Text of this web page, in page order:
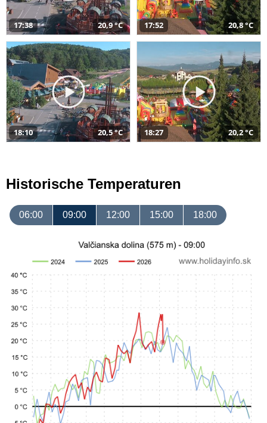
17:38 20,9 °C 17:52 20,8 °C
18:10 20,5 °C 18:27 20,2 °C
Historische Temperaturen
06:00 09:00 12:00 15:00 18:00